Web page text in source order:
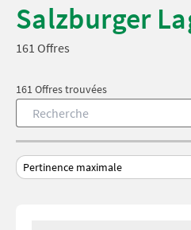
Salzburger
161 Offres
161 Offres trouvées